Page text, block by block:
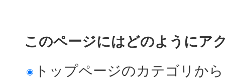
このページにはどのようにア
トップページのカテゴリから